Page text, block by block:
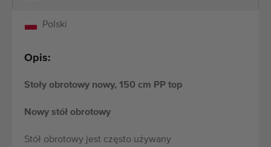
Polski
Opis:
Stoły obrotowy nowy, 150 cm PP top
Nowy stół obrotowy
Stół obrotowy jest często używany